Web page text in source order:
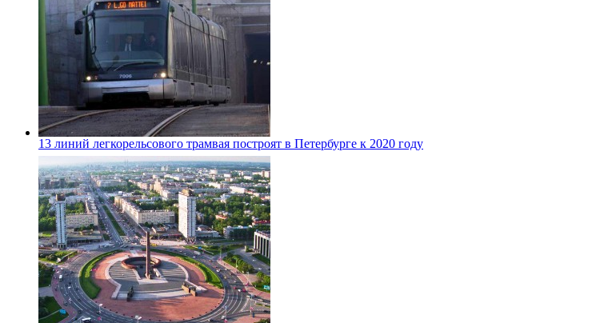
13 линий легкорельсового трамвая построят в Петербурге к 2020 году